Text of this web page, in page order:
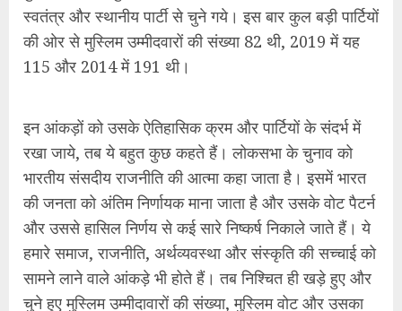
और उससे हासिल निर्णय से कई सारे निष्कर्ष निकाले जाते हैं। ये
हमारे समाज, राजनीति, अर्थव्यवस्था और संस्कृति की सच्चाई को
सामने लाने वाले आंकड़े भी होते हैं। तब निश्चित ही खड़े हुए और
लाता है जिसमें हम मुस्लिम भागीदारी को एक घटते हुए क्रम में
देख रहे हैं। जबकि चुनावों के दौरान उसे भारतीय राजनीति और
समाज में एक ‘बड़े कारक’ के रुप में देखा जाता है और उसे चुनाव
का मुख्य ‘मुद्दा बना दिया’ जाता है।
1947-77 तक, जब भारत की राजनीतिक व्यवस्था अर्थव्यवस्था
के अनुरूप ढलने और संकट से निकलकर मजबूत होने की ओर